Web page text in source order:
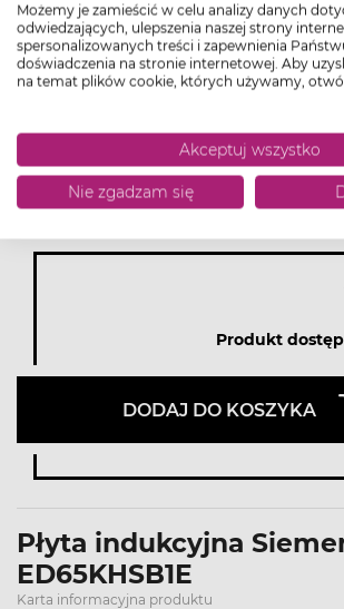
Kolor Czarny
Szerokość (mm) 592
Ilość pól grzewczych 4
Ilość poziomów mocy 17
Dodaj do listy życzeń
Dodaj do porównania
Produkt
DODAJ DO KOSZYKA
Płyta indukcyjna
ED65KHSB1E
Karta informacyjna produktu
Możemy je zamieścić w celu analizy danych
odwiedzających, ulepszenia naszej strony
spersonalizowanych treści i zapewnienia
doświadczenia na stronie internetowej. Aby
na temat plików cookie, których używamy,
Akceptuj wszystko
Nie zgadzam się